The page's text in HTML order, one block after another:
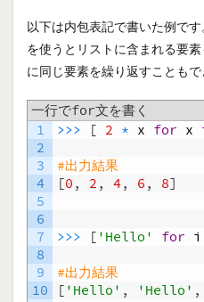
以下は内包表記で書いた例で
を使うとリストに含まれる要
に同じ要素を繰り返すこともで
一行でfor文を書く
1
2
3
4
5
6
7
8
9
10
>>> [ 2 * x for x
#出力結果
[0, 2, 4, 6, 8]
>>> ['Hello' for i
#出力結果
['Hello' , 'Hello' ,